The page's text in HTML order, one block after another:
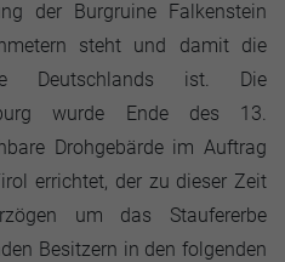
der Burgruine Falkenstein
steht und damit die
Deutschlands ist. Die
wurde Ende des 13.
Drohgebärde im Auftrag
errichtet, der zu dieser Zeit
um das Staufererbe
Besitzern in den folgenden